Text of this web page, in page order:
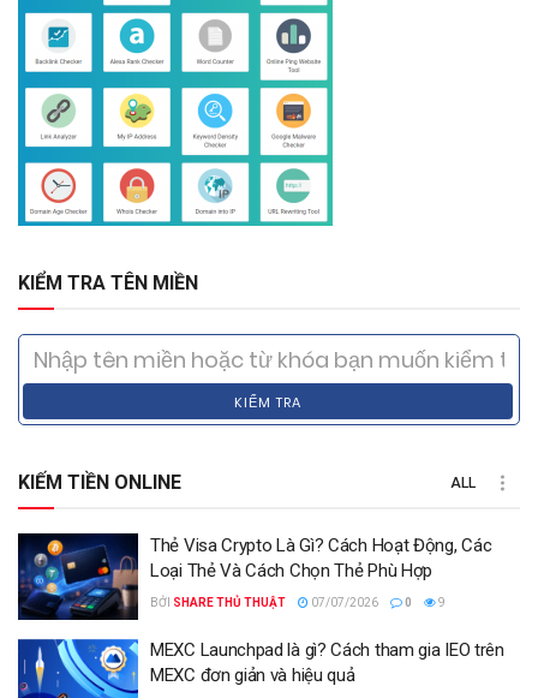
KIỂM TRA TÊN MIỀN
KIỂM TRA
KIẾM TIỀN ONLINE ALL
Thẻ Visa Crypto Là Gì? Cách Hoạt Động, Các
Loại Thẻ Và Cách Chọn Thẻ Phù Hợp
BỞI SHARE THỦ THUẬT 07/07/2026 0 9
MEXC Launchpad là gì? Cách tham gia IEO trên
MEXC đơn giản và hiệu quả